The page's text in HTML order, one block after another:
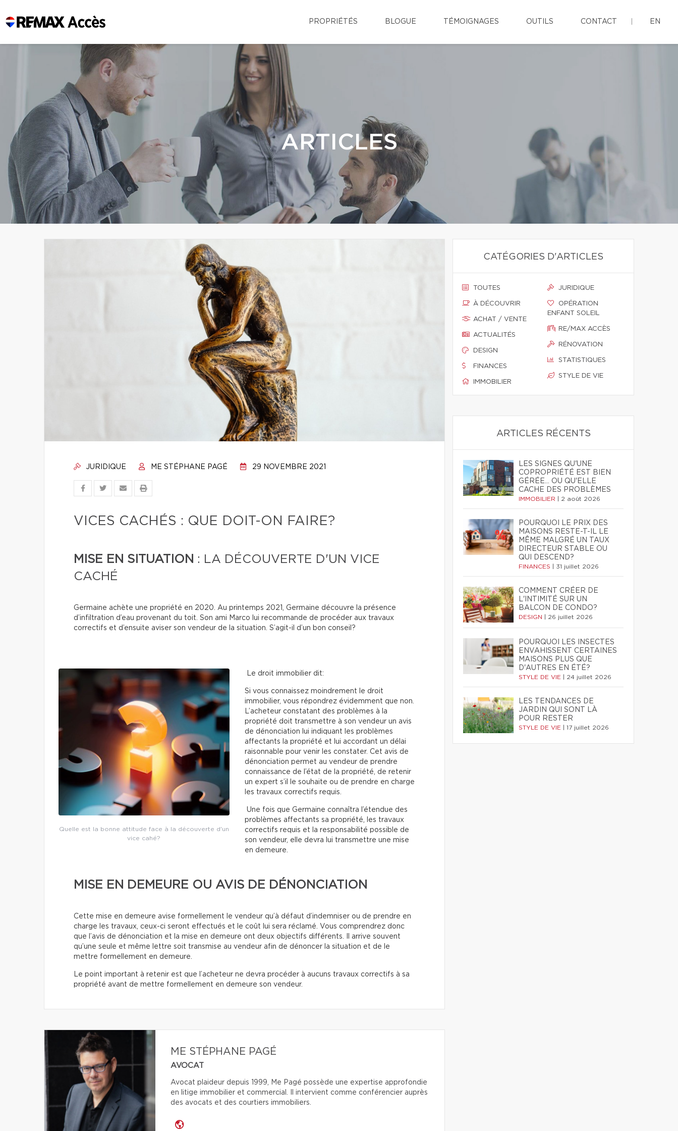
PROPRIÉTÉS BLOGUE TÉMOIGNAGES OUTILS CONTACT EN
ARTICLES
JURIDIQUE ME STÉPHANE PAGÉ 29 NOVEMBRE 2021
VICES CACHÉS : QUE DOIT-ON FAIRE?
MISE EN SITUATION : LA DÉCOUVERTE D'UN VICE
CACHÉ
Germaine achète une propriété en 2020. Au printemps 2021, Germaine découvre la présence
d’infiltration d’eau provenant du toit. Son ami Marco lui recommande de procéder aux travaux
correctifs et d’ensuite aviser son vendeur de la situation. S’agit-il d’un bon conseil?
Quelle est la bonne attitude face à la découverte d'un
vice cahé?
Le droit immobilier dit:
Si vous connaissez moindrement le droit
immobilier, vous répondrez évidemment que non.
L’acheteur constatant des problèmes à la
propriété doit transmettre à son vendeur un avis
de dénonciation lui indiquant les problèmes
affectants la propriété et lui accordant un délai
raisonnable pour venir les constater. Cet avis de
dénonciation permet au vendeur de prendre
connaissance de l’état de la propriété, de retenir
un expert s’il le souhaite ou de prendre en charge
les travaux correctifs requis.
Une fois que Germaine connaîtra l’étendue des
problèmes affectants sa propriété, les travaux
correctifs requis et la responsabilité possible de
son vendeur, elle devra lui transmettre une mise
en demeure.
MISE EN DEMEURE OU AVIS DE DÉNONCIATION
Cette mise en demeure avise formellement le vendeur qu’à défaut d’indemniser ou de prendre en
charge les travaux, ceux-ci seront effectués et le coût lui sera réclamé. Vous comprendrez donc
que l’avis de dénonciation et la mise en demeure ont deux objectifs différents. Il arrive souvent
qu’une seule et même lettre soit transmise au vendeur afin de dénoncer la situation et de le
mettre formellement en demeure.
Le point important à retenir est que l’acheteur ne devra procéder à aucuns travaux correctifs à sa
propriété avant de mettre formellement en demeure son vendeur.
ME STÉPHANE PAGÉ
AVOCAT
Avocat plaideur depuis 1999, Me Pagé possède une expertise approfondie
en litige immobilier et commercial. Il intervient comme conférencier auprès
des avocats et des courtiers immobiliers.
CATÉGORIES D'ARTICLES
TOUTES
À DÉCOUVRIR
ACHAT / VENTE
ACTUALITÉS
DESIGN
FINANCES
IMMOBILIER
JURIDIQUE
ENFANT SOLEIL
RE/MAX ACCÈS
RÉNOVATION
STATISTIQUES
STYLE DE VIE
ARTICLES RÉCENTS
LES SIGNES QU'UNE
COPROPRIÉTÉ EST BIEN
GÉRÉE… OU QU'ELLE
CACHE DES PROBLÈMES
IMMOBILIER 2 août 2026
POURQUOI LE PRIX DES
MAISONS RESTE-T-IL LE
MÊME MALGRÉ UN TAUX
DIRECTEUR STABLE OU
QUI DESCEND?
FINANCES 31 juillet 2026
COMMENT CRÉER DE
L'INTIMITÉ SUR UN
BALCON DE CONDO?
DESIGN 26 juillet 2026
POURQUOI LES INSECTES
ENVAHISSENT CERTAINES
MAISONS PLUS QUE
D'AUTRES EN ÉTÉ?
STYLE DE VIE 24 juillet 2026
LES TENDANCES DE
JARDIN QUI SONT LÀ
POUR RESTER
STYLE DE VIE 17 juillet 2026